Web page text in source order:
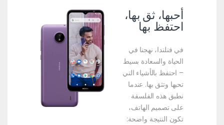
أحبها، ثق بها،
احتفظ بها
في فنلندا، نهجنا في
الحياة والسعادة بسيط
– احتفظ بالأشياء التي
تحبها وتثق بها. عندما
نطبق هذه الفلسفة
على تصميم الهاتف،
تكون النتيجة واضحة: